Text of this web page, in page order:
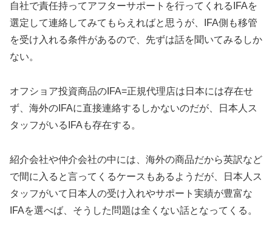
自社で責任持ってアフターサポートを行ってくれるIFAを
選定して連絡してみてもらえればと思うが、IFA側も移管
を受け入れる条件があるので、先ずは話を聞いてみるしか
ない。
オフショア投資商品のIFA=正規代理店は日本には存在せ
ず、海外のIFAに直接連絡するしかないのだが、日本人ス
タッフがいるIFAも存在する。
紹介会社や仲介会社の中には、海外の商品だから英訳など
で間に入ると言ってくるケースもあるようだが、日本人ス
タッフがいて日本人の受け入れやサポート実績が豊富な
IFAを選べば、そうした問題は全くない話となってくる。